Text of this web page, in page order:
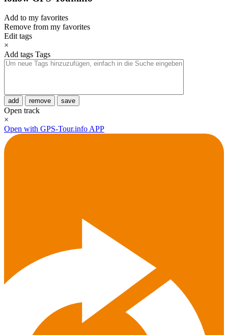
Add to my favorites
Remove from my favorites
Edit tags
×
Add tags Tags
add remove save
Open track
×
Open with GPS-Tour.info APP